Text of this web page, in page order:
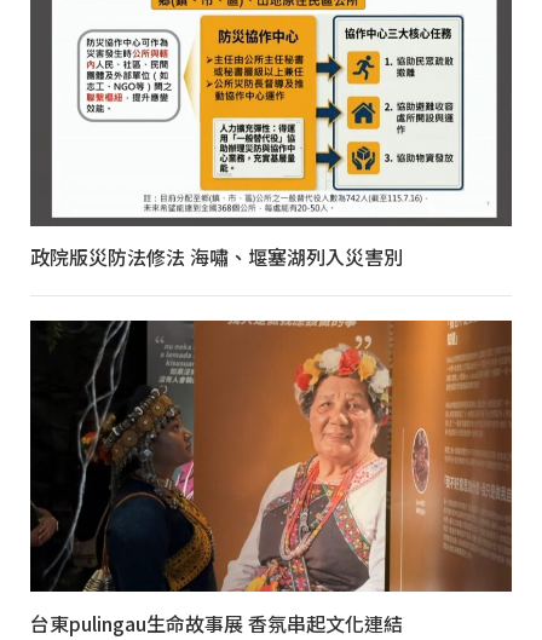
政院版災防法修法 海嘯、堰塞湖列入災害別
台東pulingau生命故事展 香氛串起文化連結